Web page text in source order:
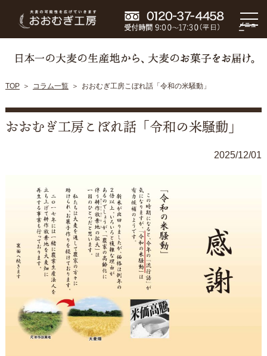
メニュ
ー
TOP コラム一覧 おおむぎ工房こぼれ話「令和の米騒動」
おおむぎ工房こぼれ話「令和の米騒動」
2025/12/01